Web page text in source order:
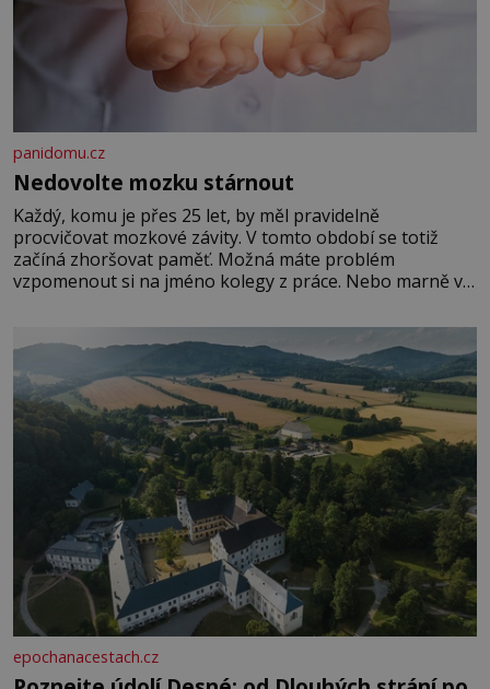
panidomu.cz
Nedovolte mozku stárnout
Každý, komu je přes 25 let, by měl pravidelně
procvičovat mozkové závity. V tomto období se totiž
začíná zhoršovat paměť. Možná máte problém
vzpomenout si na jméno kolegy z práce. Nebo marně v
Je to opravdu tak, s věkem jako kdyby se paměť
rozhodla stávkovat. Cvičte
epochanacestach.cz